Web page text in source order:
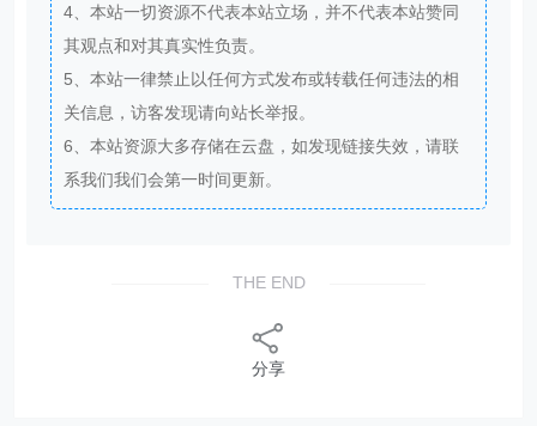
4、本站一切资源不代表本站立场，并不代表本站赞同
其观点和对其真实性负责。
5、本站一律禁止以任何方式发布或转载任何违法的相
关信息，访客发现请向站长举报。
6、本站资源大多存储在云盘，如发现链接失效，请联
系我们我们会第一时间更新。
THE END
分享